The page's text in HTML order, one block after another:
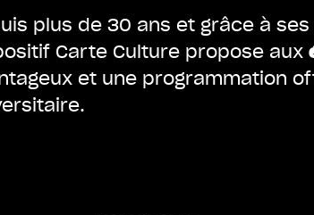
plus de 30 ans et grâce à ses
Carte Culture propose aux
et une programmation